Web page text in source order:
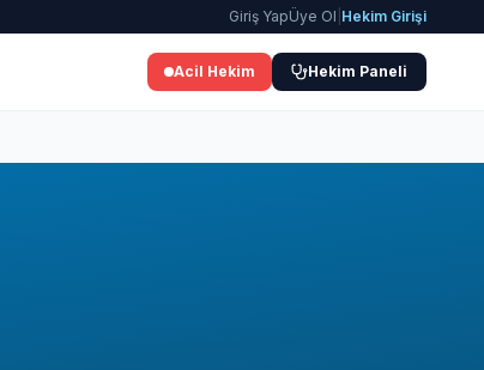
Giriş YapÜye Ol Hekim Girişi
Acil Hekim Hekim Paneli